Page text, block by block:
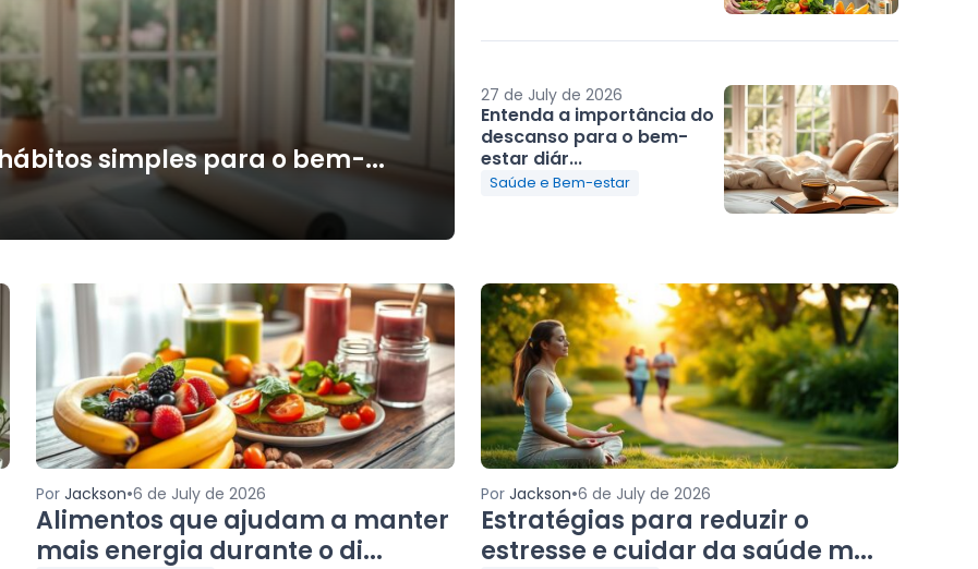
simples para o bem-...
27 de July de 2026
Entenda a importância do
descanso para o bem-
estar diár...
Saúde e Bem-estar
PorJackson•6 de July de 2026
Alimentos que ajudam a manter
mais energia durante o di...
Por Jackson•6 de July de 2026
Estratégias para reduzir o
estresse e cuidar da saúde m...